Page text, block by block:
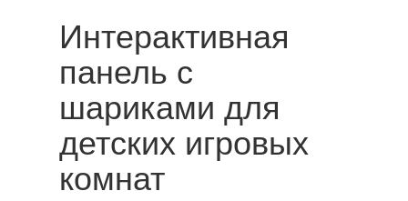
Интерактивная
панель с
шариками для
детских игровых
комнат